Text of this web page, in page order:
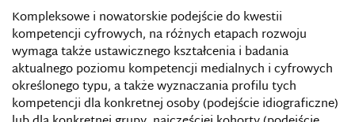
Kompleksowe i nowatorskie podejście do kwestii
kompetencji cyfrowych, na różnych etapach rozwoju
wymaga także ustawicznego kształcenia i badania
aktualnego poziomu kompetencji medialnych i cyfrowych
określonego typu, a także wyznaczania profilu tych
kompetencji dla konkretnej osoby (podejście idiograficzne)